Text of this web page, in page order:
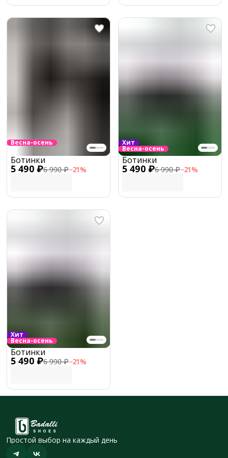
Весна-осень
5 490 ₽6 990 ₽−21%
Ботинки
Хит
Весна-осень
5 490 ₽6 990 ₽−21%
Ботинки
Хит
Весна-осень
5 490 ₽6 990 ₽−21%
Ботинки
Простой выбор на каждый день